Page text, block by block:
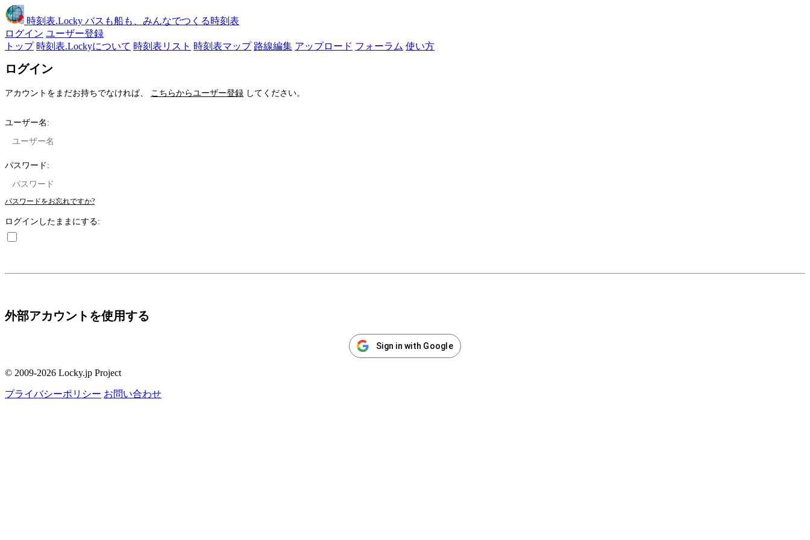
時刻表.Locky バスも船も、みんなでつくる時刻表
ログイン ユーザー登録
トップ 時刻表.Lockyについて 時刻表リスト 時刻表マップ 路線編集 アップロード フォーラム 使い方
ログイン
アカウントをまだお持ちでなければ、 こちらからユーザー登録 してください。
ユーザー名:
パスワード:
パスワードをお忘れですか?
ログインしたままにする:
外部アカウントを使用する
Sign in with Google
© 2009-2026 Locky.jp Project
プライバシーポリシー お問い合わせ